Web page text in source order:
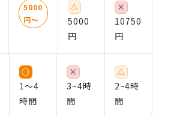
5000
円〜
△
5000
円
×
10750
円
○
1〜4
時間
×
3~4時
間
△
2~4時
間